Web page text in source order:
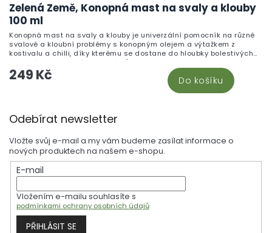
Zelená Země, Konopná mast na svaly a klouby
100 ml
249 Kč Do košíku
Konopná mast na svaly a klouby je univerzální pomocník na různé
svalové a kloubní problémy s konopným olejem a výtažkem z
kostivalu a chilli, díky kterému se dostane do hloubky bolestivých
svalových a kloubních problémů.
Odebírat newsletter
Vložte svůj e-mail a my vám budeme zasílat informace o
nových produktech na našem e-shopu.
E-mail
Vložením e-mailu souhlasíte s
podmínkami ochrany osobních údajů
PŘIHLÁSIT SE